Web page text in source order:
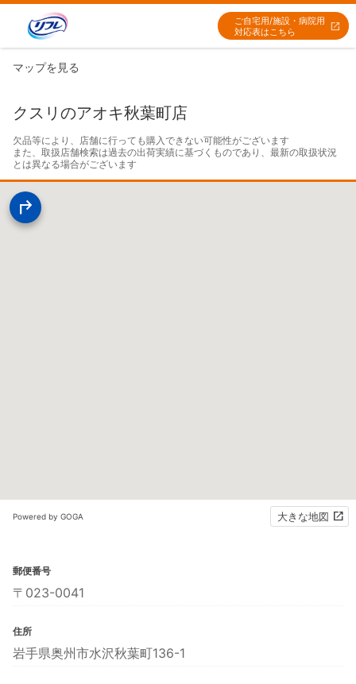
ご自宅用/施設・病院用
対応表はこちら
マップを見る
クスリのアオキ秋葉町店
欠品等により、店舗に行っても購入できない可能性がございます
また、取扱店舗検索は過去の出荷実績に基づくものであり、最新の取扱状況
とは異なる場合がございます
Powered by GOGA 大きな地図
郵便番号
〒023-0041
住所
岩手県奥州市水沢秋葉町136-1